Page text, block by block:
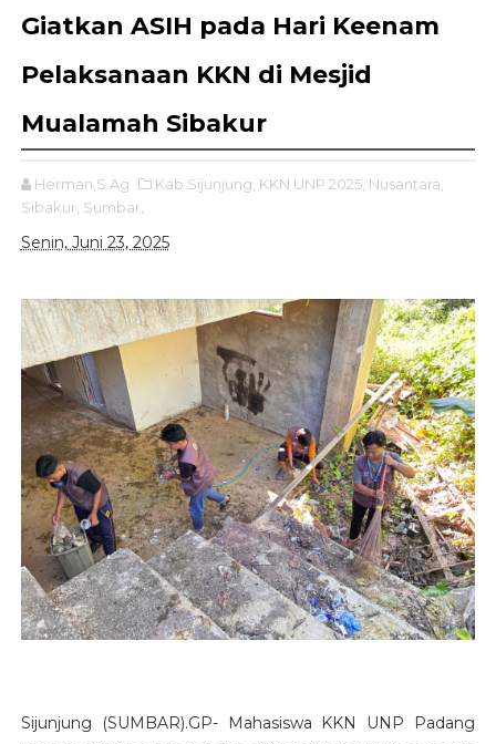
Giatkan ASIH pada Hari Keenam
Pelaksanaan KKN di Mesjid
Mualamah Sibakur
Herman,S.Ag Kab Sijunjung, KKN UNP 2025, Nusantara,
Sibakur, Sumbar,
Senin, Juni 23, 2025
Sijunjung (SUMBAR).GP- Mahasiswa KKN UNP Padang